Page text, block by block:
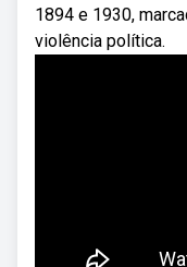
1894 e 1930,
violência política.